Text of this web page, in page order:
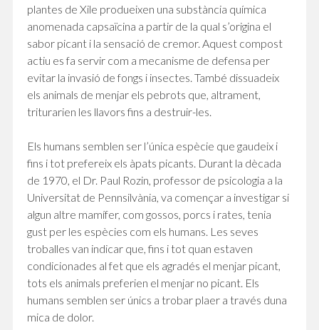
plantes de Xile produeixen una substància química
anomenada capsaïcina a partir de la qual s’origina el
sabor picant i la sensació de cremor. Aquest compost
actiu es fa servir com a mecanisme de defensa per
evitar la invasió de fongs i insectes. També dissuadeix
els animals de menjar els pebrots que, altrament,
triturarien les llavors fins a destruir-les.
Els humans semblen ser l’única espècie que gaudeix i
fins i tot prefereix els àpats picants. Durant la dècada
de 1970, el Dr. Paul Rozin, professor de psicologia a la
Universitat de Pennsilvània, va començar a investigar si
algun altre mamífer, com gossos, porcs i rates, tenia
gust per les espècies com els humans. Les seves
troballes van indicar que, fins i tot quan estaven
condicionades al fet que els agradés el menjar picant,
tots els animals preferien el menjar no picant. Els
humans semblen ser únics a trobar plaer a través duna
mica de dolor.